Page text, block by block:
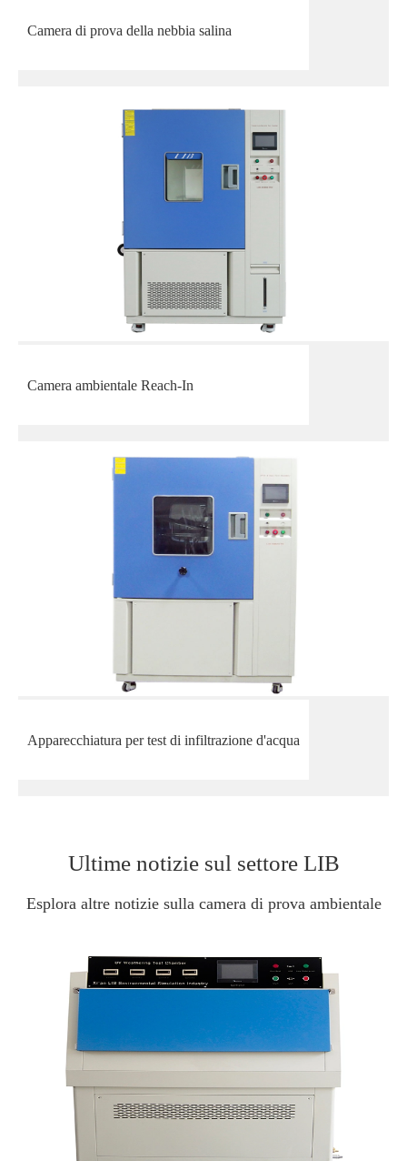
Camera di prova della nebbia salina
Camera ambientale Reach-In
Apparecchiatura per test di infiltrazione d'acqua
Ultime notizie sul settore LIB
Esplora altre notizie sulla camera di prova ambientale